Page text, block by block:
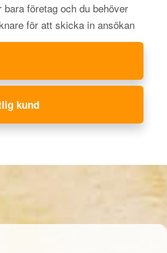
bara företag och du behöver
för att skicka in ansökan
kund